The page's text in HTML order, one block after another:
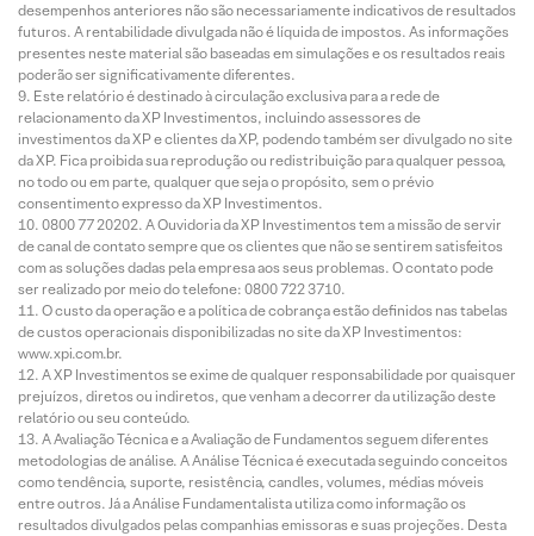
desempenhos anteriores não são necessariamente indicativos de resultados
futuros. A rentabilidade divulgada não é líquida de impostos. As informações
presentes neste material são baseadas em simulações e os resultados reais
poderão ser significativamente diferentes.
Este relatório é destinado à circulação exclusiva para a rede de
relacionamento da XP Investimentos, incluindo assessores de
investimentos da XP e clientes da XP, podendo também ser divulgado no site
da XP. Fica proibida sua reprodução ou redistribuição para qualquer pessoa,
no todo ou em parte, qualquer que seja o propósito, sem o prévio
consentimento expresso da XP Investimentos.
0800 77 20202. A Ouvidoria da XP Investimentos tem a missão de servir
de canal de contato sempre que os clientes que não se sentirem satisfeitos
com as soluções dadas pela empresa aos seus problemas. O contato pode
ser realizado por meio do telefone: 0800 722 3710.
O custo da operação e a política de cobrança estão definidos nas tabelas
de custos operacionais disponibilizadas no site da XP Investimentos:
www.xpi.com.br.
A XP Investimentos se exime de qualquer responsabilidade por quaisquer
prejuízos, diretos ou indiretos, que venham a decorrer da utilização deste
relatório ou seu conteúdo.
A Avaliação Técnica e a Avaliação de Fundamentos seguem diferentes
metodologias de análise. A Análise Técnica é executada seguindo conceitos
como tendência, suporte, resistência, candles, volumes, médias móveis
entre outros. Já a Análise Fundamentalista utiliza como informação os
resultados divulgados pelas companhias emissoras e suas projeções. Desta